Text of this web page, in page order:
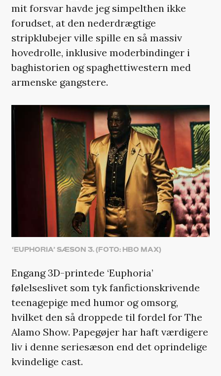
mit forsvar havde jeg simpelthen ikke
forudset, at den nederdrægtige
stripklubejer ville spille en så massiv
hovedrolle, inklusive moderbindinger i
baghistorien og spaghettiwestern med
armenske gangstere.
‘EUPHORIA’ SÆSON 3. (FOTO: HBO MAX)
Engang 3D-printede ‘Euphoria’
følelseslivet som tyk fanfictionskrivende
teenagepige med humor og omsorg,
hvilket den så droppede til fordel for The
Alamo Show. Papegøjer har haft værdigere
liv i denne seriesæson end det oprindelige
kvindelige cast.